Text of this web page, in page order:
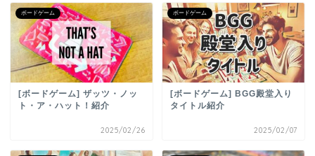
ボードゲーム
[ボードゲーム] ザッツ・ノッ
ト・ア・ハット！紹介
2025/02/26
ボードゲーム
[ボードゲーム] BGG殿堂入り
タイトル紹介
2025/02/07